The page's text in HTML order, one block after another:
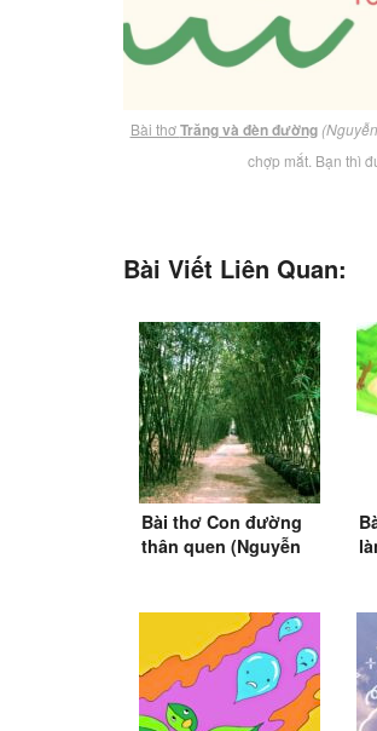
Bài thơTrăng và đèn đường
chợp mắt. Bạn thì
Bài Viết Liên Quan:
Bài thơ Con đường
thân quen (Nguyễn